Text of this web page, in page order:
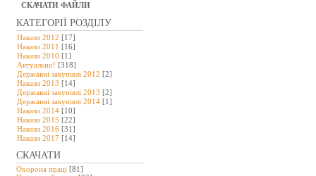
СКАЧАТИ ФАЙЛИ
КАТЕГОРІЇ РОЗДІЛУ
Накази 2012 [17]
Накази 2011 [16]
Накази 2010 [1]
Актуально! [318]
Державні закупівлі 2012 [2]
Накази 2013 [14]
Державні закупівлі 2013 [2]
Державні закупівлі 2014 [1]
Накази 2014 [10]
Накази 2015 [22]
Накази 2016 [31]
Накази 2017 [14]
СКАЧАТИ
Охорона праці [81]